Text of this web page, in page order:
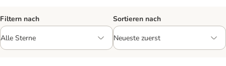
Filtern nach Sortieren nach